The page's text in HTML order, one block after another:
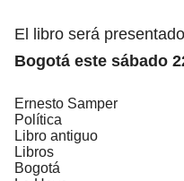
El libro será
Bogotá este sábado
Ernesto Samper
Política
Libro antiguo
Libros
Bogotá